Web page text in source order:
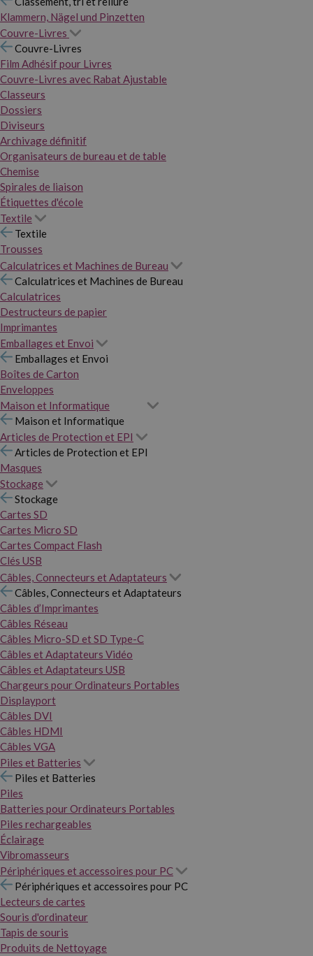
Klammern, Nägel und Pinzetten
Couvre-Livres
Couvre-Livres
Film Adhésif pour Livres
Couvre-Livres avec Rabat Ajustable
Classeurs
Dossiers
Diviseurs
Archivage définitif
Organisateurs de bureau et de table
Chemise
Spirales de liaison
Étiquettes d'école
Textile
Textile
Trousses
Calculatrices et Machines de Bureau
Calculatrices et Machines de Bureau
Calculatrices
Destructeurs de papier
Imprimantes
Emballages et Envoi
Emballages et Envoi
Boîtes de Carton
Enveloppes
Maison et Informatique
Maison et Informatique
Articles de Protection et EPI
Articles de Protection et EPI
Masques
Stockage
Stockage
Cartes SD
Cartes Micro SD
Cartes Compact Flash
Clés USB
Câbles, Connecteurs et Adaptateurs
Câbles, Connecteurs et Adaptateurs
Câbles d’Imprimantes
Câbles Réseau
Câbles Micro-SD et SD Type-C
Câbles et Adaptateurs Vidéo
Câbles et Adaptateurs USB
Chargeurs pour Ordinateurs Portables
Displayport
Câbles DVI
Câbles HDMI
Câbles VGA
Piles et Batteries
Piles et Batteries
Piles
Batteries pour Ordinateurs Portables
Piles rechargeables
Éclairage
Vibromasseurs
Périphériques et accessoires pour PC
Périphériques et accessoires pour PC
Lecteurs de cartes
Souris d'ordinateur
Tapis de souris
Produits de Nettoyage